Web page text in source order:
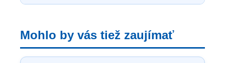
Mohlo by vás tiež zaujímať